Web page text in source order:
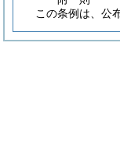
この条例は、公